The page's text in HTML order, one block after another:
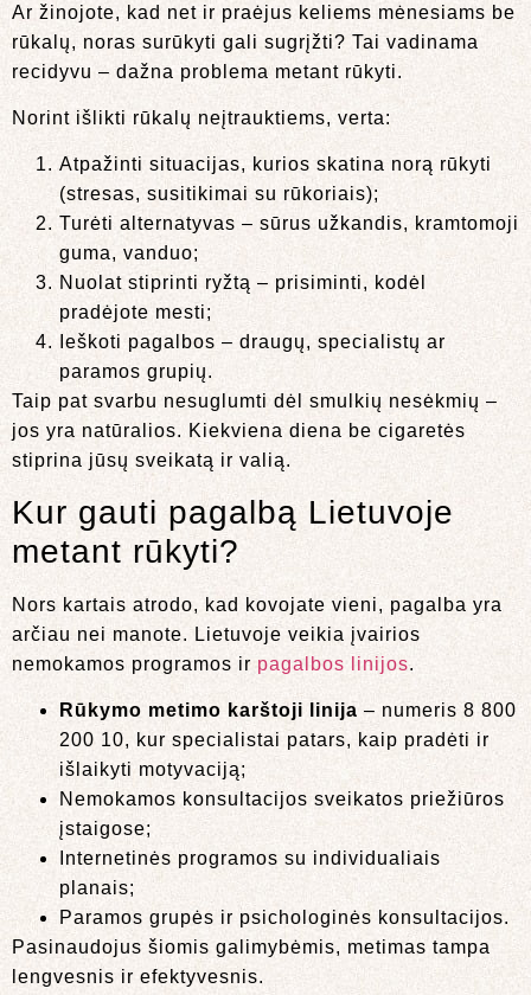
Ar žinojote, kad net ir praėjus keliems mėnesiams be
rūkalų, noras surūkyti gali sugrįžti? Tai vadinama
recidyvu – dažna problema metant rūkyti.
Norint išlikti rūkalų neįtrauktiems, verta:
Atpažinti situacijas, kurios skatina norą rūkyti
(stresas, susitikimai su rūkoriais);
Turėti alternatyvas – sūrus užkandis, kramtomoji
guma, vanduo;
Nuolat stiprinti ryžtą – prisiminti, kodėl
pradėjote mesti;
Ieškoti pagalbos – draugų, specialistų ar
paramos grupių.
Taip pat svarbu nesuglumti dėl smulkių nesėkmių –
jos yra natūralios. Kiekviena diena be cigaretės
stiprina jūsų sveikatą ir valią.
Kur gauti pagalbą Lietuvoje
metant rūkyti?
Nors kartais atrodo, kad kovojate vieni, pagalba yra
arčiau nei manote. Lietuvoje veikia įvairios
nemokamos programos ir pagalbos linijos.
Rūkymo metimo karštoji linija – numeris 8 800
200 10, kur specialistai patars, kaip pradėti ir
išlaikyti motyvaciją;
Nemokamos konsultacijos sveikatos priežiūros
įstaigose;
Internetinės programos su individualiais
planais;
Paramos grupės ir psichologinės konsultacijos.
Pasinaudojus šiomis galimybėmis, metimas tampa
lengvesnis ir efektyvesnis.